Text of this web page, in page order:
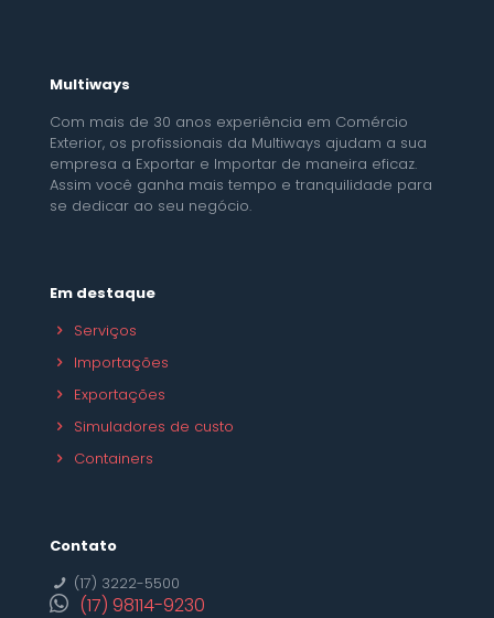
Multiways
Com mais de 30 anos experiência em Comércio
Exterior, os profissionais da Multiways ajudam a sua
empresa a Exportar e Importar de maneira eficaz.
Assim você ganha mais tempo e tranquilidade para
se dedicar ao seu negócio.
Em destaque
Serviços
Importações
Exportações
Simuladores de custo
Containers
Contato
(17) 3222-5500
(17) 98114-9230